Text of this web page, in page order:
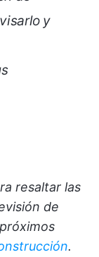
y
resaltar las
de
.